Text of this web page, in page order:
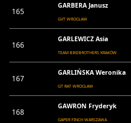
165
GARBERA Janusz
GVT WROCŁAW
166
GARLEWICZ Asia
TEAM BIKEBROTHERS KRAKÓW
167
GARLIŃSKA Weronika
GT RAT WROCŁAW
168
GAWRON Fryderyk
GAPER FINCH WARSZAWA